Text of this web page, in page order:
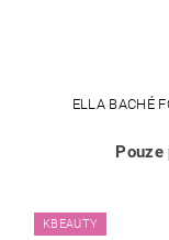
ELLA BACHÉ
KBEAUTY